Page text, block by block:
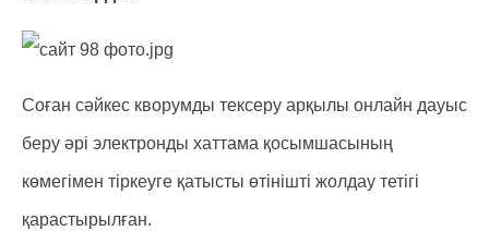
Соған сәйкес кворумды тексеру арқылы онлайн дауыс
беру әрі электронды хаттама қосымшасының
көмегімен тіркеуге қатысты өтінішті жолдау тетігі
қарастырылған.